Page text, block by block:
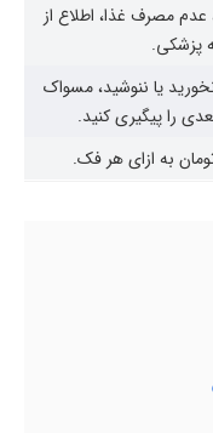
عدم مصرف غذا، اطلاع از
پزشکی.
نخورید یا ننوشید، مسواک
را پیگیری کنید.